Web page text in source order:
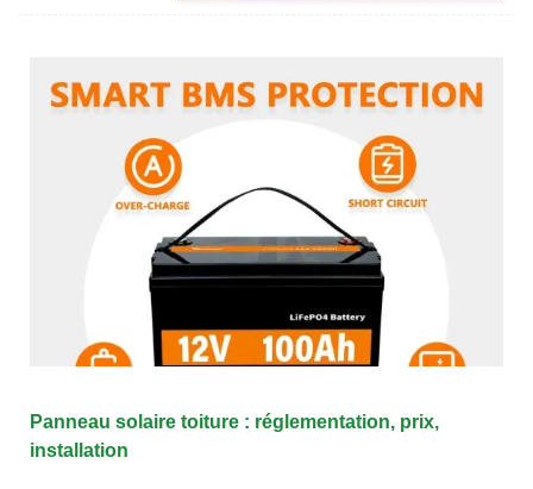
Panneau solaire toiture : réglementation, prix,
installation